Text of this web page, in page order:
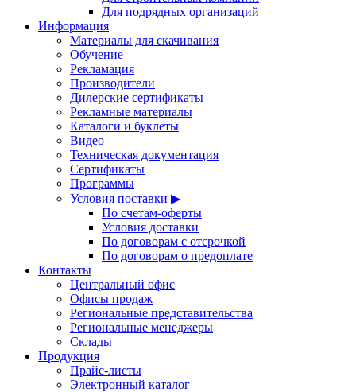
Для подрядных организаций
Информация
Материалы для скачивания
Обучение
Рекламация
Производители
Дилерские сертификаты
Рекламные материалы
Каталоги и буклеты
Видео
Техническая документация
Сертификаты
Программы
Условия поставки ▶
По счетам-оферты
Условия доставки
По договорам с отсрочкой
По договорам о предоплате
Контакты
Центральный офис
Офисы продаж
Региональные представительства
Региональные менеджеры
Склады
Продукция
Прайс-листы
Электронный каталог